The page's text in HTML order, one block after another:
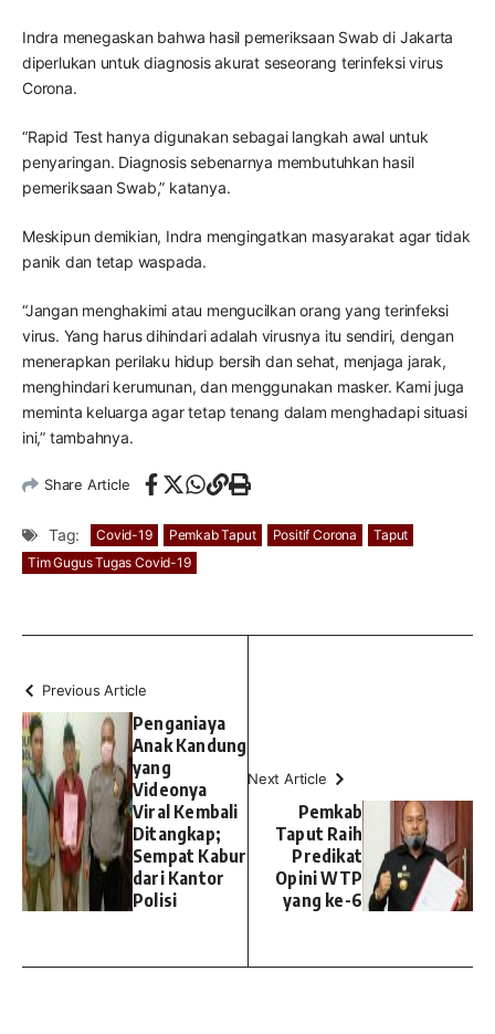
Indra menegaskan bahwa hasil pemeriksaan Swab di Jakarta
diperlukan untuk diagnosis akurat seseorang terinfeksi virus
Corona.
“Rapid Test hanya digunakan sebagai langkah awal untuk
penyaringan. Diagnosis sebenarnya membutuhkan hasil
pemeriksaan Swab,” katanya.
Meskipun demikian, Indra mengingatkan masyarakat agar tidak
panik dan tetap waspada.
“Jangan menghakimi atau mengucilkan orang yang terinfeksi
virus. Yang harus dihindari adalah virusnya itu sendiri, dengan
menerapkan perilaku hidup bersih dan sehat, menjaga jarak,
menghindari kerumunan, dan menggunakan masker. Kami juga
meminta keluarga agar tetap tenang dalam menghadapi situasi
ini,” tambahnya.
Share Article
Tag: Covid-19 Pemkab Taput Positif Corona
Taput
Tim Gugus Tugas Covid-19
Previous Article
Penganiaya
Anak Kandung
yang
Videonya
Viral Kembali
Ditangkap;
Sempat Kabur
dari Kantor
Polisi
Next Article
Pemkab
Taput Raih
Predikat
Opini WTP
yang ke-6